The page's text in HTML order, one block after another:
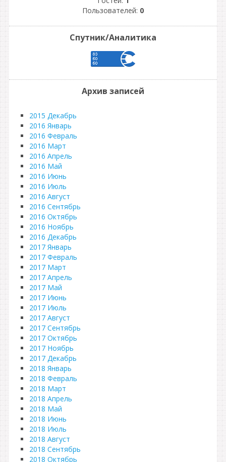
Пользователей: 0
Спутник/Аналитика
Архив записей
2015 Декабрь
2016 Январь
2016 Февраль
2016 Март
2016 Апрель
2016 Май
2016 Июнь
2016 Июль
2016 Август
2016 Сентябрь
2016 Октябрь
2016 Ноябрь
2016 Декабрь
2017 Январь
2017 Февраль
2017 Март
2017 Апрель
2017 Май
2017 Июнь
2017 Июль
2017 Август
2017 Сентябрь
2017 Октябрь
2017 Ноябрь
2017 Декабрь
2018 Январь
2018 Февраль
2018 Март
2018 Апрель
2018 Май
2018 Июнь
2018 Июль
2018 Август
2018 Сентябрь
2018 Октябрь